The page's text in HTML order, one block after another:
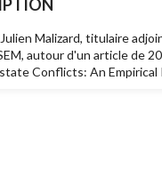
Malizard, titulaire
autour d'un article de
Conflicts: An